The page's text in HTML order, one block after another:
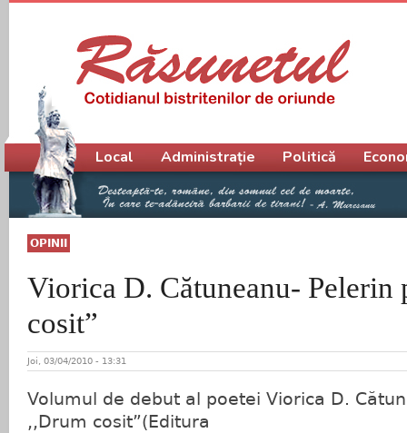
OPINII
Viorica D. Cătuneanu- Pelerin
cosit”
Joi, 03/04/2010 - 13:31
Volumul de debut al poetei Viorica D.
,,Drum cosit”(Editura
Meniu principal
Local Administrație Politică